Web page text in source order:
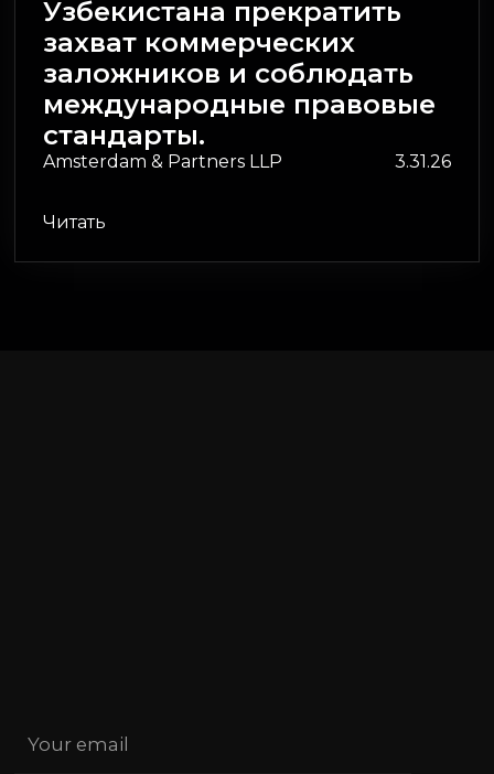
Узбекистана прекратить
захват коммерческих
заложников и соблюдать
международные правовые
стандарты.
Amsterdam & Partners LLP 3.31.26
Читать